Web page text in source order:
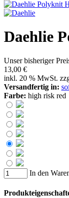
Daehlie
Unser bisheriger
13,00 €
inkl. 20 % MwSt.
Versandfertig in:
Farbe: high risk red
In den